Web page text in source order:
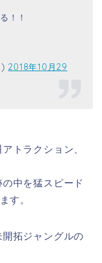
！！
2018年10月29
トラクション、
中を猛スピード
す。
拓ジャングルの